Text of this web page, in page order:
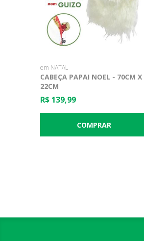
em NATAL
CABEÇA PAPAI NOEL - 70CM X
22CM
R$ 139,99